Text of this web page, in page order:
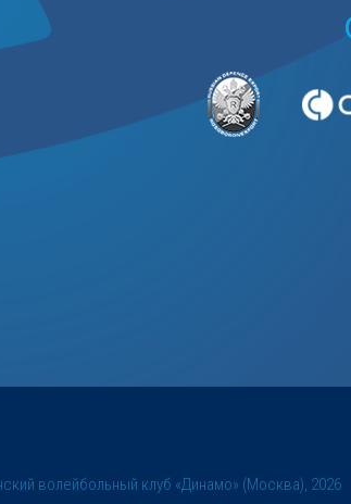
волейбольный клуб «Динамо» (Москва), 2026